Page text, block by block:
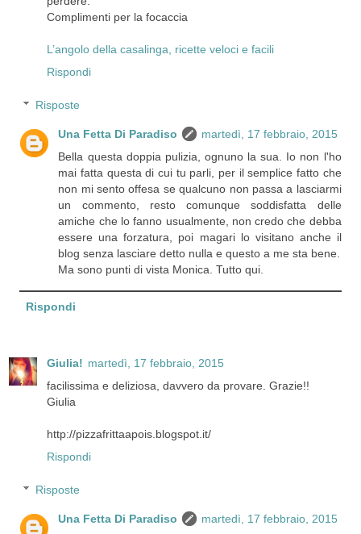
Complimenti per la focaccia
L’angolo della casalinga, ricette veloci e facili
Rispondi
Risposte
Una Fetta Di Paradiso
martedì, 17 febbraio, 2015
Bella questa doppia pulizia, ognuno la sua. Io non l'ho
mai fatta questa di cui tu parli, per il semplice fatto che
non mi sento offesa se qualcuno non passa a lasciarmi
un commento, resto comunque soddisfatta delle
amiche che lo fanno usualmente, non credo che debba
essere una forzatura, poi magari lo visitano anche il
blog senza lasciare detto nulla e questo a me sta bene.
Ma sono punti di vista Monica. Tutto qui.
Rispondi
Giulia! martedì, 17 febbraio, 2015
facilissima e deliziosa, davvero da provare. Grazie!!
Giulia
http://pizzafrittaapois.blogspot.it/
Rispondi
Risposte
Una Fetta Di Paradiso
martedì, 17 febbraio, 2015